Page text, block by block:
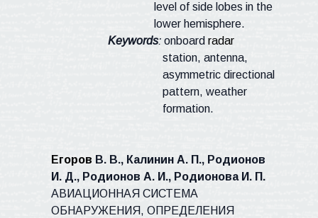
level of side lobes in the
lower hemisphere.
Keywords:onboardradar
station, antenna,
asymmetric directional
pattern, weather
formation.
Егоров В. В., Калинин А. П., Родионов
И. Д., Родионов А. И., Родионова И. П.
АВИАЦИОННАЯ СИСТЕМА
ОБНАРУЖЕНИЯ, ОПРЕДЕЛЕНИЯ